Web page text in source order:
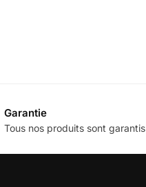
Garantie
Tous nos produits sont garantis